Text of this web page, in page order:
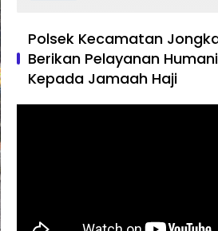
Polsek Kecamatan
Berikan Pelayanan
Kepada Jamaah Haji